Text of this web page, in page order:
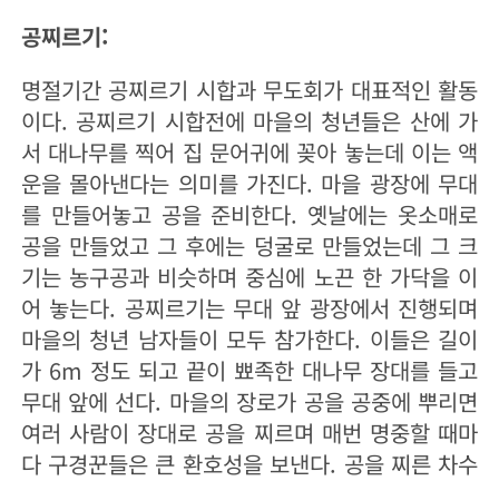
공찌르기:
명절기간 공찌르기 시합과 무도회가 대표적인 활동
이다. 공찌르기 시합전에 마을의 청년들은 산에 가
서 대나무를 찍어 집 문어귀에 꽂아 놓는데 이는 액
운을 몰아낸다는 의미를 가진다. 마을 광장에 무대
를 만들어놓고 공을 준비한다. 옛날에는 옷소매로
공을 만들었고 그 후에는 덩굴로 만들었는데 그 크
기는 농구공과 비슷하며 중심에 노끈 한 가닥을 이
어 놓는다. 공찌르기는 무대 앞 광장에서 진행되며
마을의 청년 남자들이 모두 참가한다. 이들은 길이
가 6m 정도 되고 끝이 뾰족한 대나무 장대를 들고
무대 앞에 선다. 마을의 장로가 공을 공중에 뿌리면
여러 사람이 장대로 공을 찌르며 매번 명중할 때마
다 구경꾼들은 큰 환호성을 보낸다. 공을 찌른 차수